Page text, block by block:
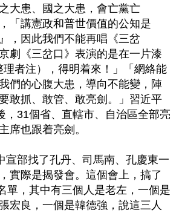
大患、國之大患，會亡黨亡
「講憲政和普世價值的公知是
，因此我們不能再唱《三岔
劇《三岔口》表演的是在一片漆
者注），得明着來！」「網絡能
們的心腹大患，導向不能變，陣
敢抓、敢管、敢亮劍。」習近平
，31個省、直轄市、自治區全部亮
席也跟着亮劍。
宣部找了孔丹、司馬南、孔慶東一
實際是揭發會。這個會上，搞了
單，其中有三個人是老左，一個是
宏良，一個是韓德強，說這三人